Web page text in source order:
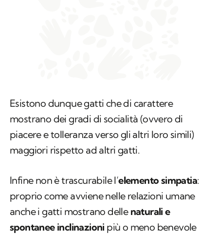
Esistono dunque gatti che di carattere
mostrano dei gradi di socialità (ovvero di
piacere e tolleranza verso gli altri loro simili)
maggiori rispetto ad altri gatti.
Infine non è trascurabile l’elemento simpatia:
proprio come avviene nelle relazioni umane
anche i gatti mostrano delle naturali e
spontanee inclinazioni più o meno benevole